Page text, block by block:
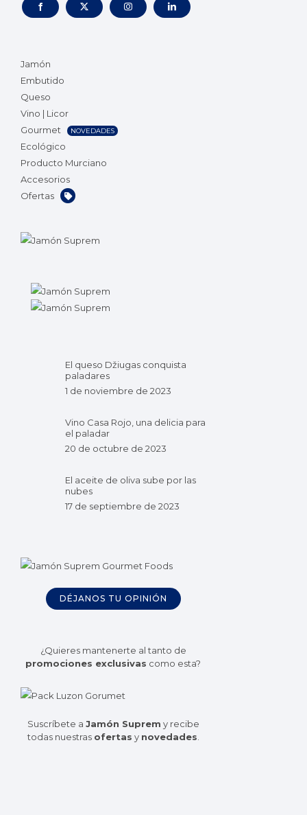
Jamón
Embutido
Queso
Vino | Licor
Gourmet
NOVEDADES
Ecológico
Producto Murciano
Accesorios
Ofertas
El queso Džiugas conquista
paladares
1 de noviembre de 2023
Vino Casa Rojo, una delicia para
el paladar
20 de octubre de 2023
El aceite de oliva sube por las
nubes
17 de septiembre de 2023
DÉJANOS TU OPINIÓN
¿Quieres mantenerte al tanto de
promociones exclusivas como esta?
Suscríbete a Jamón Suprem y recibe
todas nuestras ofertas y novedades